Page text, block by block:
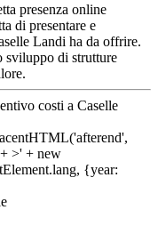
presenza online
di presentare e
Landi ha da offrire.
sviluppo di strutture